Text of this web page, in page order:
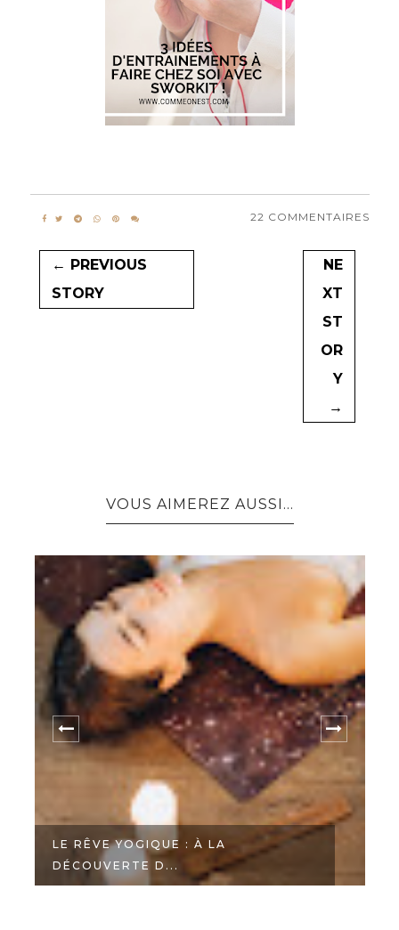
22 COMMENTAIRES
← PREVIOUS
STORY
NE
XT
ST
OR
Y
→
VOUS AIMEREZ AUSSI...
LE RÊVE YOGIQUE : À LA
DÉCOUVERTE D...